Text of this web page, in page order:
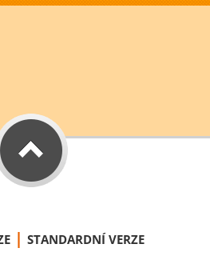
| STANDARDNÍ VERZE